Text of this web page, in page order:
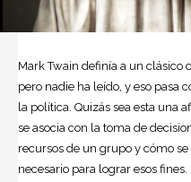
Mark Twain definía a un
pero nadie ha leído, y eso pasa
la política. Quizás sea esta una
se asocia con la toma de
recursos de un grupo y cómo
necesario para lograr esos